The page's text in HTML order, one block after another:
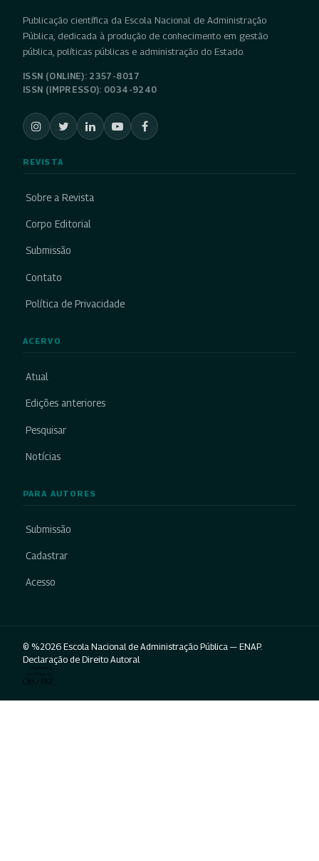
Publicação científica da Escola Nacional de Administração
Pública, dedicada à produção de conhecimento em gestão
pública, políticas públicas e administração do Estado.
ISSN (ONLINE): 2357-8017
ISSN (IMPRESSO): 0034-9240
REVISTA
Sobre a Revista
Corpo Editorial
Submissão
Contato
Política de Privacidade
ACERVO
Atual
Edições anteriores
Pesquisar
Notícias
PARA AUTORES
Submissão
Cadastrar
Acesso
© %2026 Escola Nacional de Administração Pública — ENAP.
Declaração de Direito Autoral